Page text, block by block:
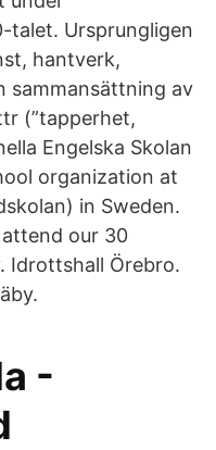
talet. Ursprungligen
hantverk,
sammansättning av
(”tapperhet,
Engelska Skolan
organization at
in Sweden.
our 30
Idrottshall Örebro.
-